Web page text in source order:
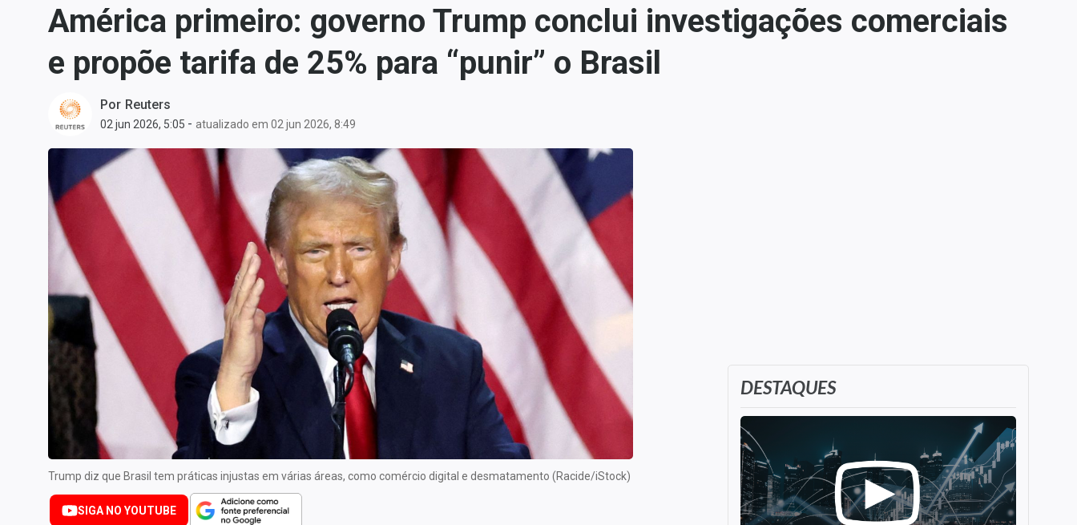
Carteiras Recomendadas
Central de Fundos
Imobiliários
Central dos IPOs
Finanças Pessoais
Mercados
Economia
Empresas
Política
Money Trader
Colunas
Especiais
Internacional
Conteúdo de Marca
América primeiro: governo Trump conclui investigações comerciais
e propõe tarifa de 25% para “punir” o Brasil
Por Reuters
02 jun 2026, 5:05 - atualizado em 02 jun 2026, 8:49
Trump diz que Brasil tem práticas injustas em várias áreas, como comércio digital e desmatamento (Racide/iStock)
SIGA NO YOUTUBE
DESTAQUES